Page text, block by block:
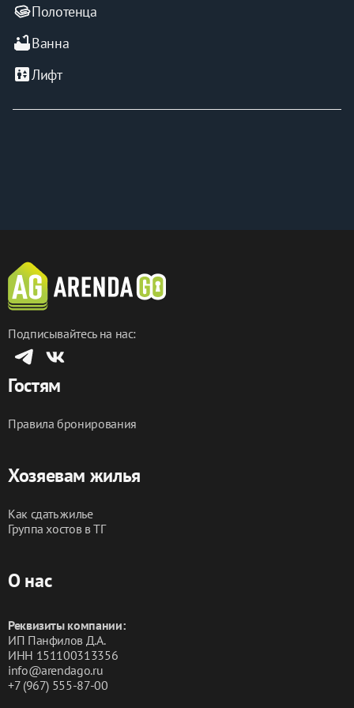
Полотенца
bathtubВанна
elevatorЛифт
Подписывайтесь на нас:
Гостям
Правила бронирования
Хозяевам жилья
Как сдать жилье
Группа хостов в ТГ
О нас
Реквизиты компании:
ИП Панфилов Д.А.
ИНН 151100313356
info@arendago.ru
+7 (967) 555-87-00